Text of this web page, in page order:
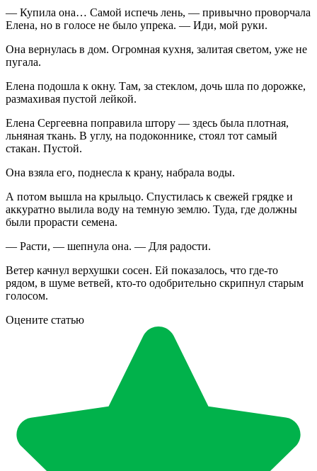
— Купила она… Самой испечь лень, — привычно проворчала
Елена, но в голосе не было упрека. — Иди, мой руки.
Она вернулась в дом. Огромная кухня, залитая светом, уже не
пугала.
Елена подошла к окну. Там, за стеклом, дочь шла по дорожке,
размахивая пустой лейкой.
Елена Сергеевна поправила штору — здесь была плотная,
льняная ткань. В углу, на подоконнике, стоял тот самый
стакан. Пустой.
Она взяла его, поднесла к крану, набрала воды.
А потом вышла на крыльцо. Спустилась к свежей грядке и
аккуратно вылила воду на темную землю. Туда, где должны
были прорасти семена.
— Расти, — шепнула она. — Для радости.
Ветер качнул верхушки сосен. Ей показалось, что где-то
рядом, в шуме ветвей, кто-то одобрительно скрипнул старым
голосом.
Оцените статью